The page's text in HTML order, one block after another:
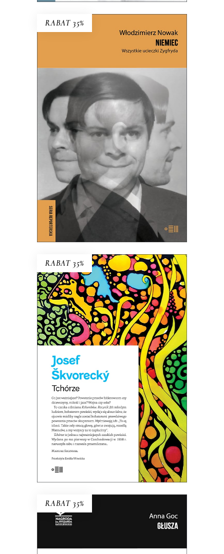
RABAT 35%
E-BOOK DO KOSZYKA
NIEMIEC. WSZYSTKIE
UCIECZKI ZYGFRYDA
Czy Zygfryd Kapela zdradził Niemcy z
Polską, czy Polskę z Niemcami?
61.00 39.65zł
KSIĄŻKA DO KOSZYKA
RABAT 35%
E-BOOK DO KOSZYKA
TCHÓRZE
NOWE WYDANIE KULTOWEJ
69.00zł 44.85zł
KSIĄŻKA DO KOSZYKA
RABAT 35%